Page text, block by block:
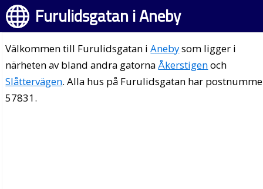
Furulidsgatan i Aneby
Välkommen till Furulidsgatan iAnebysom ligger i
närheten av bland andra gatornaÅkerstigenoch
Slåttervägen. Alla hus på Furulidsgatan har
57831.